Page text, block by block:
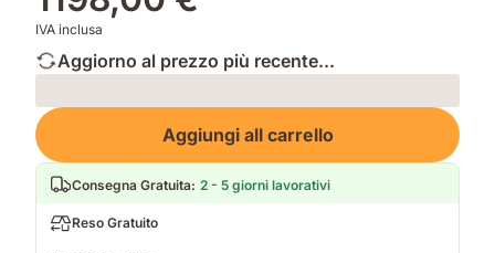
IVA inclusa
Aggiorno al prezzo più recente...
Loading
Aggiungi all carrello
Consegna Gratuita: 2 - 5 giorni lavorativi
Reso Gratuito